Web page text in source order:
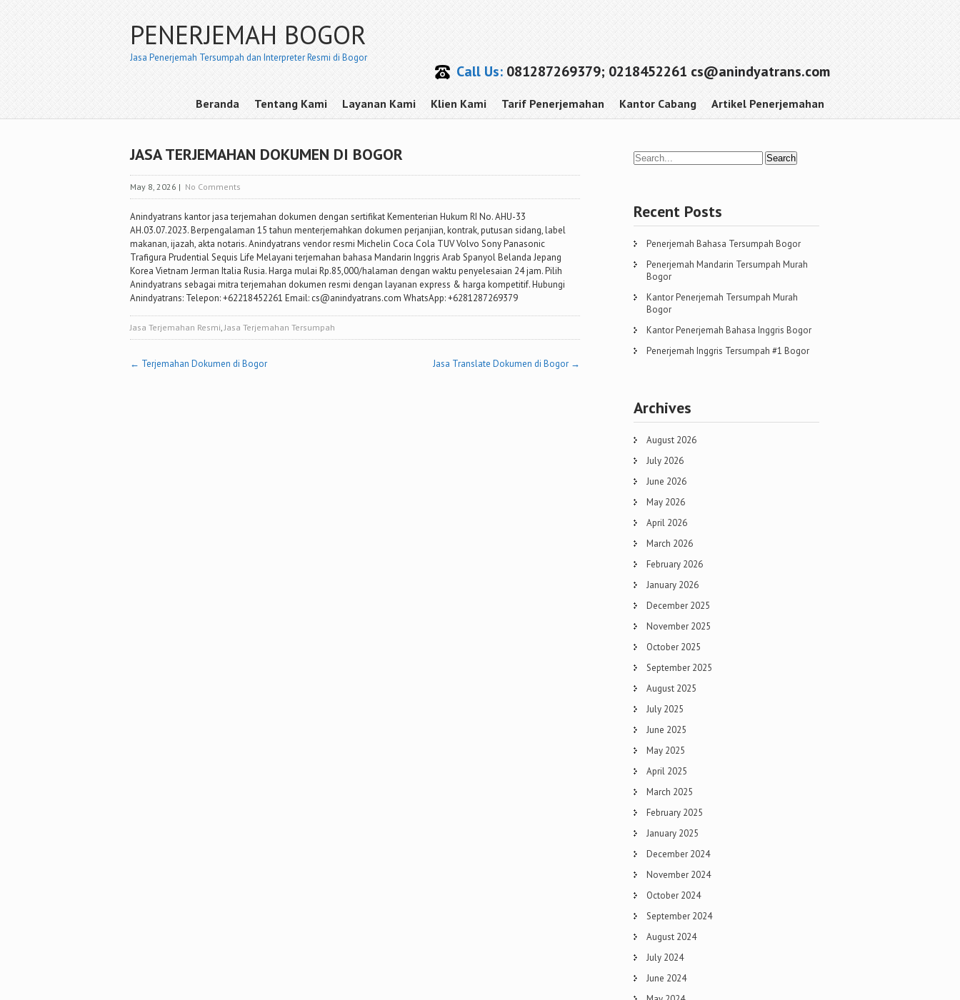
PENERJEMAH BOGOR
Jasa Penerjemah Tersumpah dan Interpreter Resmi di Bogor
Call Us:081287269379; 0218452261 cs@anindyatrans.com
Beranda Tentang Kami Layanan Kami Klien Kami Tarif Penerjemahan Kantor Cabang Artikel Penerjemahan
JASA TERJEMAHAN DOKUMEN DI BOGOR
May 8, 2026 | No Comments
Anindyatrans kantor jasa terjemahan dokumen dengan sertifikat Kementerian Hukum RI No. AHU-33
AH.03.07.2023. Berpengalaman 15 tahun menterjemahkan dokumen perjanjian, kontrak, putusan sidang, label
makanan, ijazah, akta notaris. Anindyatrans vendor resmi Michelin Coca Cola TUV Volvo Sony Panasonic
Trafigura Prudential Sequis Life Melayani terjemahan bahasa Mandarin Inggris Arab Spanyol Belanda Jepang
Korea Vietnam Jerman Italia Rusia. Harga mulai Rp.85,000/halaman dengan waktu penyelesaian 24 jam. Pilih
Anindyatrans sebagai mitra terjemahan dokumen resmi dengan layanan express & harga kompetitif. Hubungi
Anindyatrans: Telepon: +62218452261 Email: cs@anindyatrans.com WhatsApp: +6281287269379
Jasa Terjemahan Resmi,Jasa Terjemahan Tersumpah
Post
← Terjemahan Dokumen di Bogor Jasa Translate Dokumen di Bogor →
Recent Posts
Penerjemah Bahasa Tersumpah Bogor
Penerjemah Mandarin Tersumpah Murah
Bogor
Kantor Penerjemah Tersumpah Murah
Bogor
Kantor Penerjemah Bahasa Inggris Bogor
Penerjemah Inggris Tersumpah #1 Bogor
Archives
August 2026
July 2026
June 2026
May 2026
April 2026
March 2026
February 2026
January 2026
December 2025
November 2025
October 2025
September 2025
August 2025
July 2025
June 2025
May 2025
April 2025
March 2025
February 2025
January 2025
December 2024
November 2024
October 2024
September 2024
August 2024
July 2024
June 2024